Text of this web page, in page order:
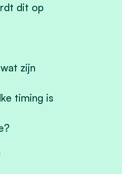
dit op
zijn
timing is